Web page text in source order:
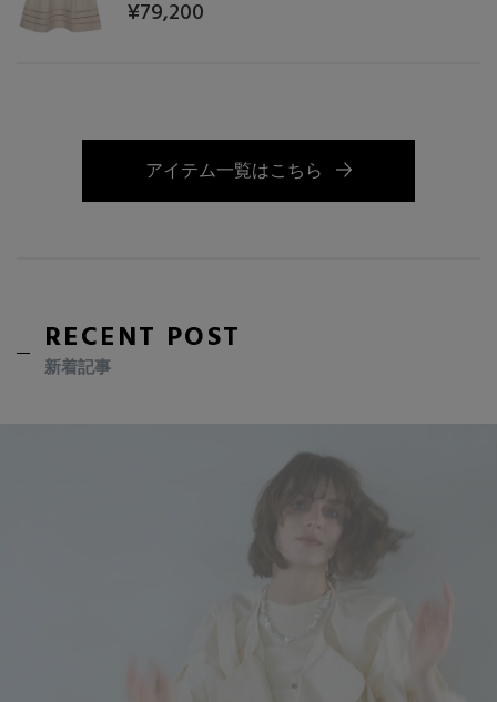
¥79,200
アイテム一覧はこちら
RECENT POST
新着記事